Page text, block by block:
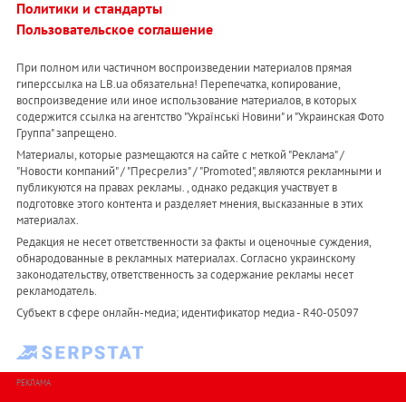
Политики и стандарты
Пользовательское соглашение
При полном или частичном воспроизведении материалов прямая
гиперссылка на LB.ua обязательна! Перепечатка, копирование,
воспроизведение или иное использование материалов, в которых
содержится ссылка на агентство "Українськi Новини" и "Украинская Фото
Группа" запрещено.
Материалы, которые размещаются на сайте с меткой "Реклама" /
"Новости компаний" / "Пресрелиз" / "Promoted", являются рекламными и
публикуются на правах рекламы. , однако редакция участвует в
подготовке этого контента и разделяет мнения, высказанные в этих
материалах.
Редакция не несет ответственности за факты и оценочные суждения,
обнародованные в рекламных материалах. Согласно украинскому
законодательству, ответственность за содержание рекламы несет
рекламодатель.
Субъект в сфере онлайн-медиа; идентификатор медиа - R40-05097
РЕКЛАМА